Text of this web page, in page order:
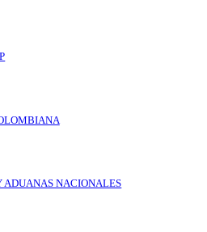
ADUANAS NACIONALES